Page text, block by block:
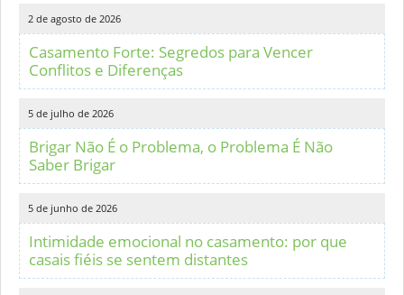
Casamento Forte: Segredos para Vencer
Conflitos e Diferenças
2 de agosto de 2026
Brigar Não É o Problema, o Problema É Não
Saber Brigar
5 de julho de 2026
Intimidade emocional no casamento: por que
casais fiéis se sentem distantes
5 de junho de 2026